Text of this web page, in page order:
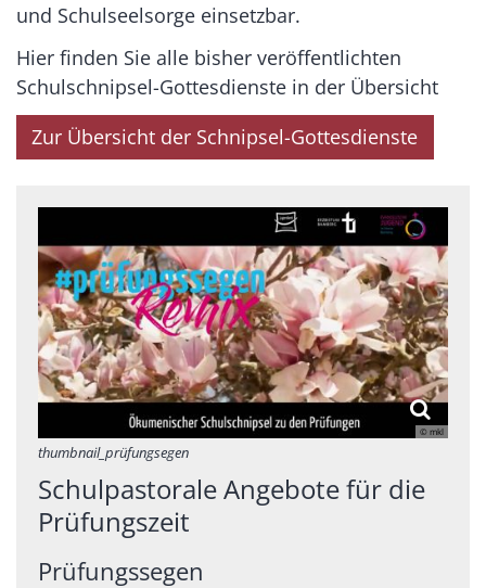
und Schulseelsorge einsetzbar.
Hier finden Sie alle bisher veröffentlichten
Schulschnipsel-Gottesdienste in der Übersicht
Zur Übersicht der Schnipsel-Gottesdienste
© mkl
thumbnail_prüfungsegen
Schulpastorale Angebote für die
Prüfungszeit
Prüfungssegen